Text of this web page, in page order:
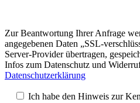
dieses
Feld
leer.
Zur Beantwortung Ihrer Anfrage
angegebenen Daten „SSL-
Server-Provider übertragen,
Infos zum Datenschutz und
Datenschutzerklärung
Ich habe den Hinweis zur